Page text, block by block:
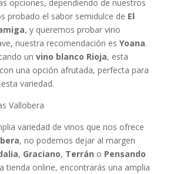
opciones, dependiendo de nuestros
probado el sabor semidulce de El
, y queremos probar vino
nuestra recomendación es Yoana.
un vino blanco Rioja, esta
una opción afrutada, perfecta para
variedad.
variedad de vinos que nos ofrece
, no podemos dejar al margen
, Graciano, Terrán o Pensando
tienda online, encontrarás una amplia